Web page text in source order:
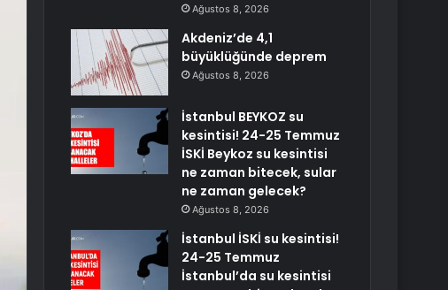
Ağustos 8, 2026
Akdeniz’de 4,1
büyüklüğünde deprem
Ağustos 8, 2026
İstanbul BEYKOZ su
kesintisi! 24-25 Temmuz
İSKİ Beykoz su kesintisi
ne zaman bitecek, sular
ne zaman gelecek?
Ağustos 8, 2026
İstanbul İSKİ su kesintisi!
24-25 Temmuz
İstanbul’da su kesintisi